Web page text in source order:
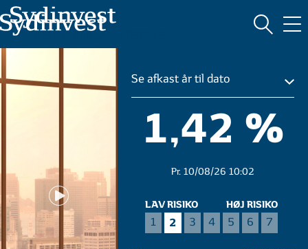
MARKEDSFØRINGSMATERIALE
Se afkast år til dato
1,42 %
Pr. 10/08/26 10:02
LAV RISIKO HØJ RISIKO
1 2 3 4 5 6 7